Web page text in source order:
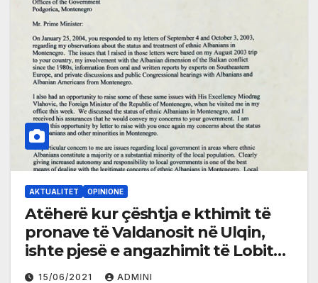
AKTUALITET OPINIONE
Atëherë kur çështja e kthimit të
pronave të Valdanosit në Ulqin,
ishte pjesë e angazhimit të Lobit
shqiptaro-amerikan
15/06/2021 ADMINI